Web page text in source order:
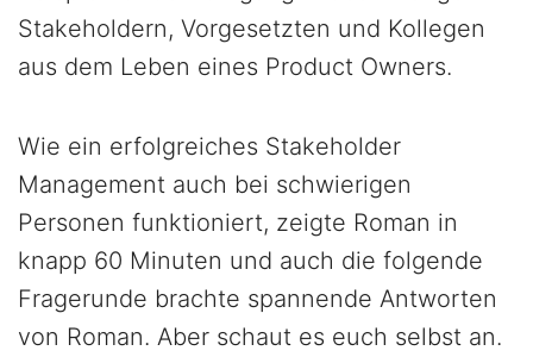
Stakeholdern, Vorgesetzten und Kollegen
aus dem Leben eines Product Owners.
Wie ein erfolgreiches Stakeholder
Management auch bei schwierigen
Personen funktioniert, zeigte Roman in
knapp 60 Minuten und auch die folgende
Fragerunde brachte spannende Antworten
von Roman. Aber schaut es euch selbst an.